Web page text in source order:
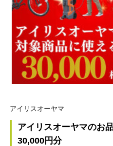
アイリスオーヤマ
アイリスオーヤマのお
30,000円分